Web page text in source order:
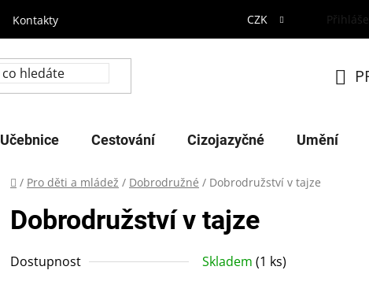
Kontakty CZK
Učebnice Cestování Cizojazyčné Umění
Domů
/ Pro děti a mládež / Dobrodružné / Dobrodružství v tajze
Dobrodružství v tajze
Dostupnost Skladem (1 ks)